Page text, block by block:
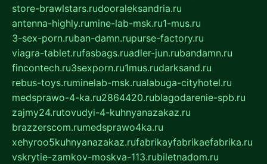
store-brawlstars.rudooraleksandria.ru
antenna-highly.rumine-lab-msk.ru1-mus.ru
3-sex-porn.ruban-damn.rupurse-factory.ru
viagra-tablet.rufasbags.ruadler-jun.rubandamn.ru
fincontech.ru3sexporn.ru1mus.rudarksand.ru
rebus-toys.ruminelab-msk.rualabuga-cityhotel.ru
medsprawo-4-ka.ru2864420.rublagodarenie-spb.ru
zajmy24.rutovudyi-4-kuhnyanazakaz.ru
brazzerscom.rumedsprawo4ka.ru
xehyroo5kuhnyanazakaz.rufabrikayfabrikaefabrika.ru
vskrytie-zamkov-moskva-113.rubiletnadom.ru